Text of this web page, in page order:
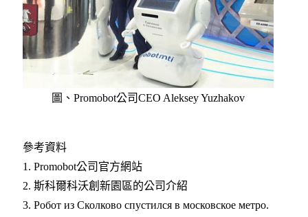
圖、Promobot公司CEO Aleksey Yuzhakov
參考資料
1. Promobot公司官方網站
2. 斯科爾科沃創新園區的公司介紹
3. Робот из Сколково спустился в московское метро.